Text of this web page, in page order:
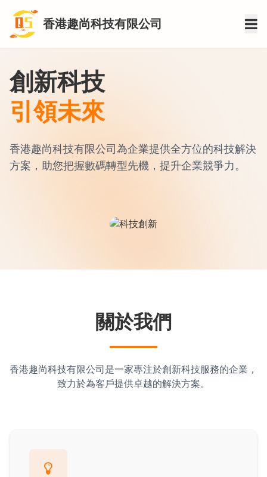
香港趣尚科技有限公司
創新科技
引領未來
香港趣尚科技有限公司為企業提供全方位的科技解決
方案，助您把握數碼轉型先機，提升企業競爭力。
關於我們
香港趣尚科技有限公司是一家專注於創新科技服務的企業，
致力於為客戶提供卓越的解決方案。